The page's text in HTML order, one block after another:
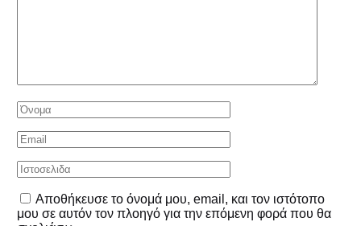
Αποθήκευσε το όνομά μου, email, και τον ιστότοπο
μου σε αυτόν τον πλοηγό για την επόμενη φορά που θα